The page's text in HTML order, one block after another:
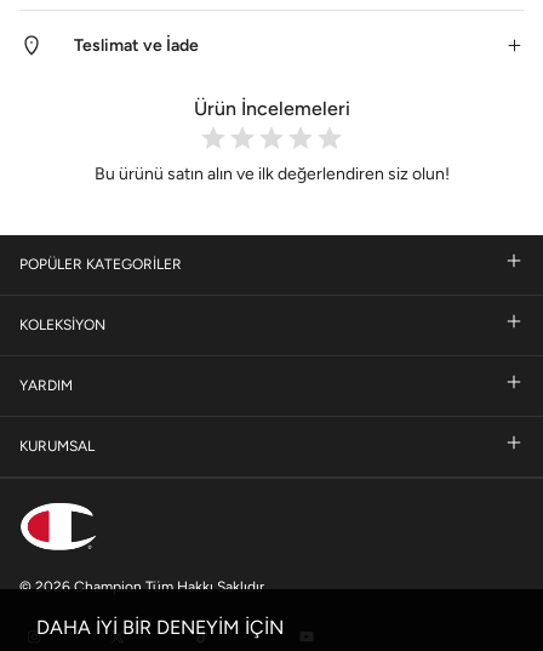
Teslimat ve İade
Ürün İncelemeleri
Bu ürünü satın alın ve ilk değerlendiren siz olun!
POPÜLER KATEGORİLER
KOLEKSİYON
YARDIM
KURUMSAL
© 2026 Champion Tüm Hakkı Saklıdır
DAHA İYİ BİR DENEYİM İÇİN